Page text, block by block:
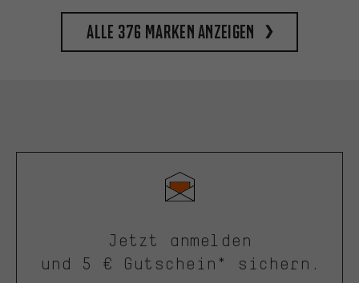
Alle 376 Marken anzeigen
Jetzt anmelden
und 5 € Gutschein* sichern.